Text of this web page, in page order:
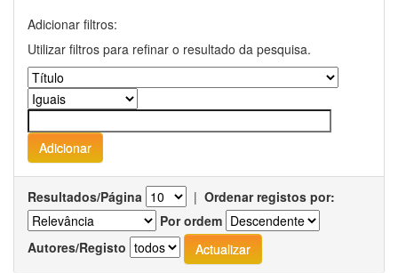
Adicionar filtros:
Utilizar filtros para refinar o resultado da pesquisa.
Resultados/Página | Ordenar registos por:
Por ordem
Autores/Registo